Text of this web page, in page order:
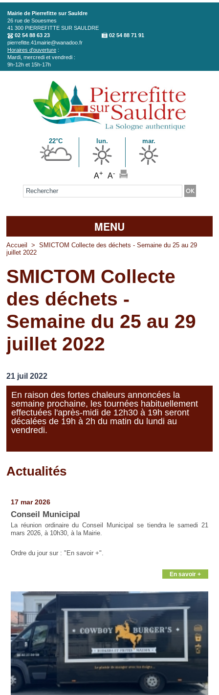
Aller au contenu principal
Mairie de Pierrefitte sur Sauldre
26 rue de Souesmes
41 300 PIERREFITTE SUR SAULDRE
02 54 88 63 23
02 54 88 71 91
pierrefitte.41mairie@wanadoo.fr
Horaires d'ouverture :
Mardi, mercredi et vendredi :
9h-12h et 15h-17h
22°C lun. mar.
A+ A-
Formulaire de recherche
MENU
Accueil
Vos professionnels
Loisirs
Accueil >
SMICTOM Collecte des déchets - Semaine du 25 au 29
juillet 2022
SMICTOM Collecte
des déchets -
Semaine du 25 au 29
juillet 2022
21 juil 2022
En raison des fortes chaleurs annoncées la
semaine prochaine, les tournées habituellement
effectuées l'après-midi de 12h30 à 19h seront
décalées de 19h à 2h du matin du lundi au
vendredi.
Actualités
17 mar 2026
Conseil Municipal
La réunion ordinaire du Conseil Municipal se tiendra le samedi 21
mars 2026, à 10h30, à la Mairie.
Ordre du jour sur : "En savoir +".
En savoir +
Pages